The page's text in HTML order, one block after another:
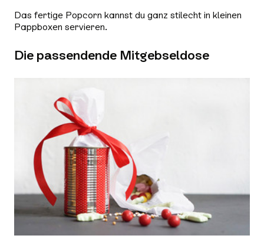
Das fertige Popcorn kannst du ganz stilecht in kleinen
Pappboxen servieren.
Die passendende Mitgebseldose